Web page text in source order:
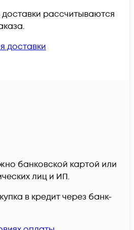
рассчитываются
доставки
банковской картой или
лиц и ИП.
в кредит через банк-